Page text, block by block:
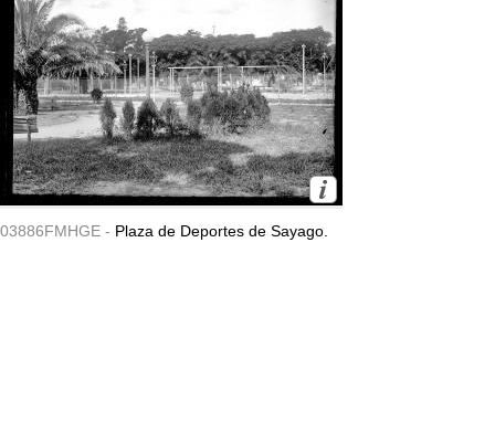
03886FMHGE - Plaza de Deportes de Sayago.